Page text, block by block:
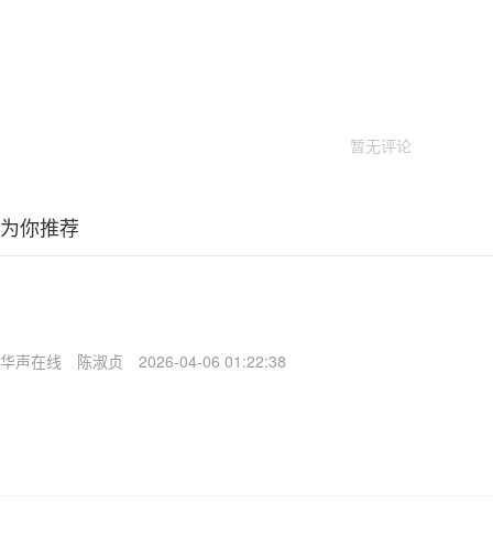
暂无评论
为你推荐
华声在线 陈淑贞 2026-04-06 01:22:38